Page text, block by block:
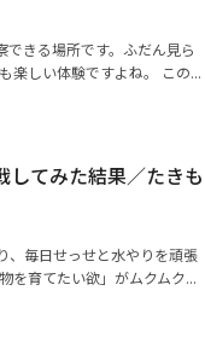
きる場所です。ふだん見ら
楽しい体験ですよね。 この...
してみた結果／たきも
、毎日せっせと水やりを頑張
を育てたい欲」がムクムク...